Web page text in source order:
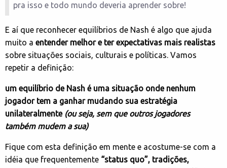
pra isso e todo mundo deveria aprender sobre!
E aí que reconhecer equilíbrios de Nash é algo que ajuda
muito a entender melhor e ter expectativas mais realistas
sobre situações sociais, culturais e políticas. Vamos
repetir a definição:
um equilíbrio de Nash é uma situação onde nenhum
jogador tem a ganhar mudando sua estratégia
unilateralmente (ou seja, sem que outros jogadores
também mudem a sua)
Fique com esta definição em mente e acostume-se com a
idéia que frequentemente “status quo”, tradições,